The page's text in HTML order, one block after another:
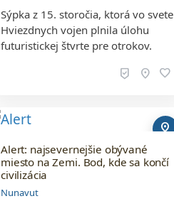
Sýpka z 15. storočia, ktorá vo svete
Hviezdnych vojen plnila úlohu
futuristickej štvrte pre otrokov.
beenhere location_on favorite
pin_drop
Alert: najsevernejšie obývané
miesto na Zemi. Bod, kde sa končí
civilizácia
Nunavut